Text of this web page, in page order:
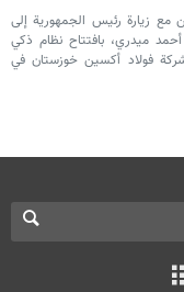
مع زيارة رئيس الجمهورية إلى
أحمد ميدري، بافتتاح نظام ذكي
فولاد أكسین خوزستان في